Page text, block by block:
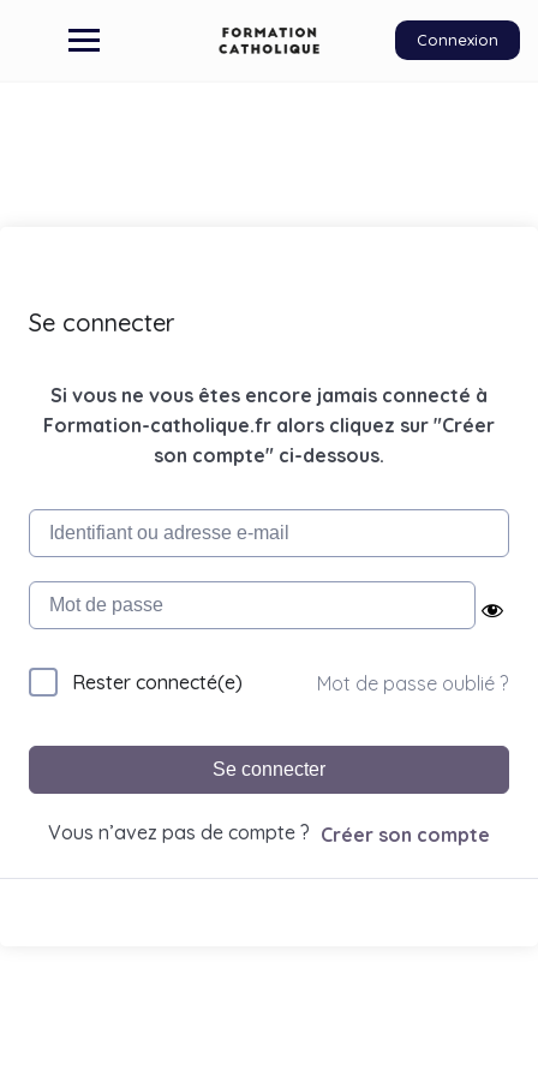
Connexion
Se connecter
Si vous ne vous êtes encore jamais connecté à
Formation-catholique.fr alors cliquez sur "Créer
son compte" ci-dessous.
Rester connecté(e) Mot de passe oublié ?
Se connecter
Vous n’avez pas de compte ? Créer son compte